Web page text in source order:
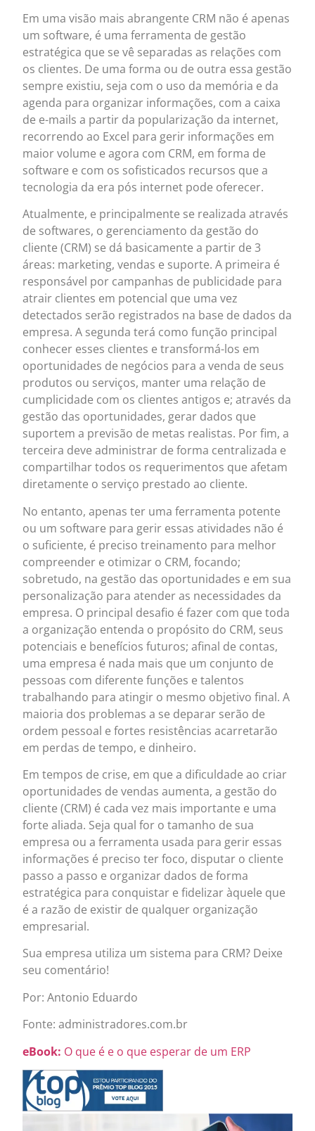
Em uma visão mais abrangente CRM não é apenas
um software, é uma ferramenta de gestão
estratégica que se vê separadas as relações com
os clientes. De uma forma ou de outra essa gestão
sempre existiu, seja com o uso da memória e da
agenda para organizar informações, com a caixa
de e-mails a partir da popularização da internet,
recorrendo ao Excel para gerir informações em
maior volume e agora com CRM, em forma de
software e com os sofisticados recursos que a
tecnologia da era pós internet pode oferecer.
Atualmente, e principalmente se realizada através
de softwares, o gerenciamento da gestão do
cliente (CRM) se dá basicamente a partir de 3
áreas: marketing, vendas e suporte. A primeira é
responsável por campanhas de publicidade para
atrair clientes em potencial que uma vez
detectados serão registrados na base de dados da
empresa. A segunda terá como função principal
conhecer esses clientes e transformá-los em
oportunidades de negócios para a venda de seus
produtos ou serviços, manter uma relação de
cumplicidade com os clientes antigos e; através da
gestão das oportunidades, gerar dados que
suportem a previsão de metas realistas. Por fim, a
terceira deve administrar de forma centralizada e
compartilhar todos os requerimentos que afetam
diretamente o serviço prestado ao cliente.
No entanto, apenas ter uma ferramenta potente
ou um software para gerir essas atividades não é
o suficiente, é preciso treinamento para melhor
compreender e otimizar o CRM, focando;
sobretudo, na gestão das oportunidades e em sua
personalização para atender as necessidades da
empresa. O principal desafio é fazer com que toda
a organização entenda o propósito do CRM, seus
potenciais e benefícios futuros; afinal de contas,
uma empresa é nada mais que um conjunto de
pessoas com diferente funções e talentos
trabalhando para atingir o mesmo objetivo final. A
maioria dos problemas a se deparar serão de
ordem pessoal e fortes resistências acarretarão
em perdas de tempo, e dinheiro.
Em tempos de crise, em que a dificuldade ao criar
oportunidades de vendas aumenta, a gestão do
cliente (CRM) é cada vez mais importante e uma
forte aliada. Seja qual for o tamanho de sua
empresa ou a ferramenta usada para gerir essas
informações é preciso ter foco, disputar o cliente
passo a passo e organizar dados de forma
estratégica para conquistar e fidelizar àquele que
é a razão de existir de qualquer organização
empresarial.
Sua empresa utiliza um sistema para CRM? Deixe
seu comentário!
Por: Antonio Eduardo
Fonte: administradores.com.br
eBook: O que é e o que esperar de um ERP